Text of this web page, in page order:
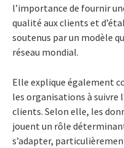
l’importance de fournir
qualité aux clients et
soutenus par un modèle
réseau mondial.
Elle explique également
les organisations à
clients. Selon elle, les
jouent un rôle
s’adapter,